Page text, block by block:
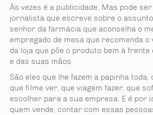
Às vezes é a publicidade. Mas pode
jornalista que escreve sobre o
senhor da farmácia que aconselha o
empregado de mesa que recomenda o
da loja que põe o produto bem à frente
e das suas mãos.
São eles que lhe fazem a papinha toda,
que filme ver, que viagem fazer, que
escolher para a sua empresa. E é por
quem vende, contar com essas